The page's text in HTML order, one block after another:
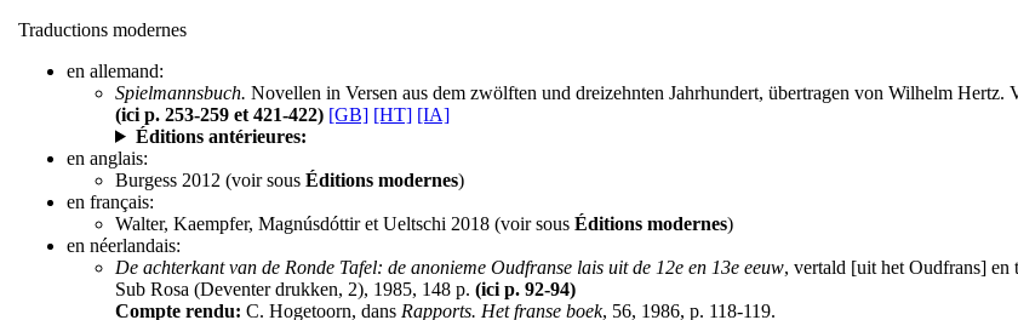
Traductions modernes
en allemand:
Spielmannsbuch. Novellen in Versen aus dem zwölften und dreizehnten Jahrhundert, übertragen von Wilhelm
(ici p. 253-259 et 421-422) [GB] [HT] [IA]
Éditions antérieures:
en anglais:
Burgess 2012 (voir sous Éditions modernes)
en français:
Walter, Kaempfer, Magnúsdóttir et Ueltschi 2018 (voir sous Éditions modernes)
en néerlandais:
De achterkant van de Ronde Tafel: de anonieme Oudfranse lais uit de 12e en 13e eeuw, vertald [uit het Oudfrans] en
Sub Rosa (Deventer drukken, 2), 1985, 148 p. (ici p. 92-94)
Compte rendu: C. Hogetoorn, dans Rapports. Het franse boek, 56, 1986, p. 118-119.